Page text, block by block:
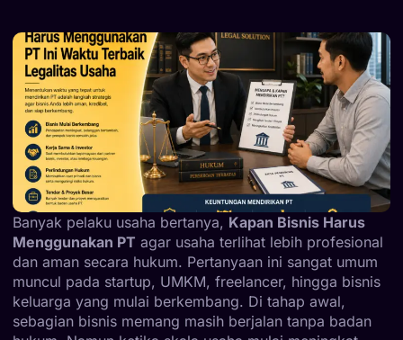
Banyak pelaku usaha bertanya, Kapan Bisnis Harus
Menggunakan PT agar usaha terlihat lebih profesional
dan aman secara hukum. Pertanyaan ini sangat umum
muncul pada startup, UMKM, freelancer, hingga bisnis
keluarga yang mulai berkembang. Di tahap awal,
sebagian bisnis memang masih berjalan tanpa badan